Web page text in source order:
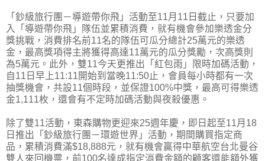
「鈔級旅行團－導遊帶你飛」活動至11月11日截止，只要加
入「導遊帶你飛」隊伍並累積消費，就有機會參加樂透金分
獎挑戰，消費排名前11名的隊伍可瓜分總計25萬元的樂透
金，最高獎項得主將獲得高達11萬元的瓜分獎勵，次高獎則
為5萬元。此外，雙11今天更推出「紅包雨」限時加碼活動，
自11日早上11:11開始到當晚11:50止，會員每小時都有一次
抽獎機會，共設11個時段，並保證100%中獎，最高可得樂透
金1,111枚，還會有不定時加碼活動與夜殺優惠。
除了雙11活動，東森購物更迎來25週年慶，即日起至11月18
日推出「鈔級旅行團－環遊世界」活動，期間購買指定商
品，累積消費滿$18,888元，就有機會贏得中華航空台北曼谷
雙人來回機票，前100名達成指定消費金額的顧客還能額外獲